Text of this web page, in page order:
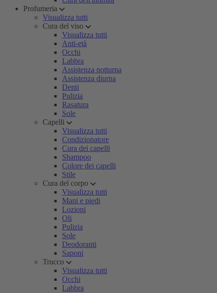
Profumeria
Visualizza tutti
Cura del viso
Visualizza tutti
Anti-età
Occhi
Labbra
Assistenza notturna
Assistenza diurna
Denti
Pulizia
Rasatura
Sole
Capelli
Visualizza tutti
Condizionatore
Cura dei capelli
Shampoo
Colore dei capelli
Stile
Cura del corpo
Visualizza tutti
Mani e piedi
Lozioni
Oli
Pulizia
Sole
Deodoranti
Saponi
Trucco
Visualizza tutti
Occhi
Labbra